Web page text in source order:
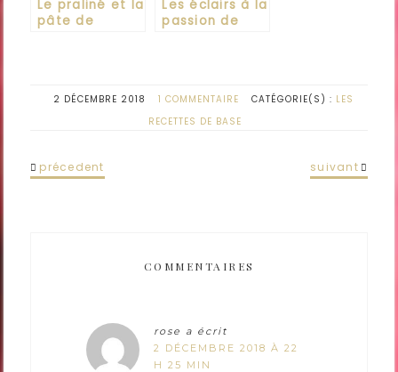
Le praliné et la
pâte de
Les éclairs à la
passion de
2 DÉCEMBRE 2018 1 COMMENTAIRE CATÉGORIE(S) : LES
RECETTES DE BASE
précedent suivant
COMMENTAIRES
rose a écrit
2 DÉCEMBRE 2018 À 22
H 25 MIN